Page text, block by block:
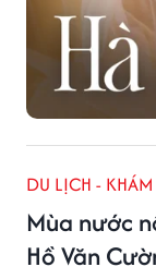
DU LỊCH -
Mùa nước
Hồ Văn